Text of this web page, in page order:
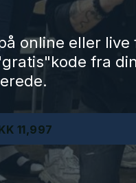
online eller live
fra
11,997